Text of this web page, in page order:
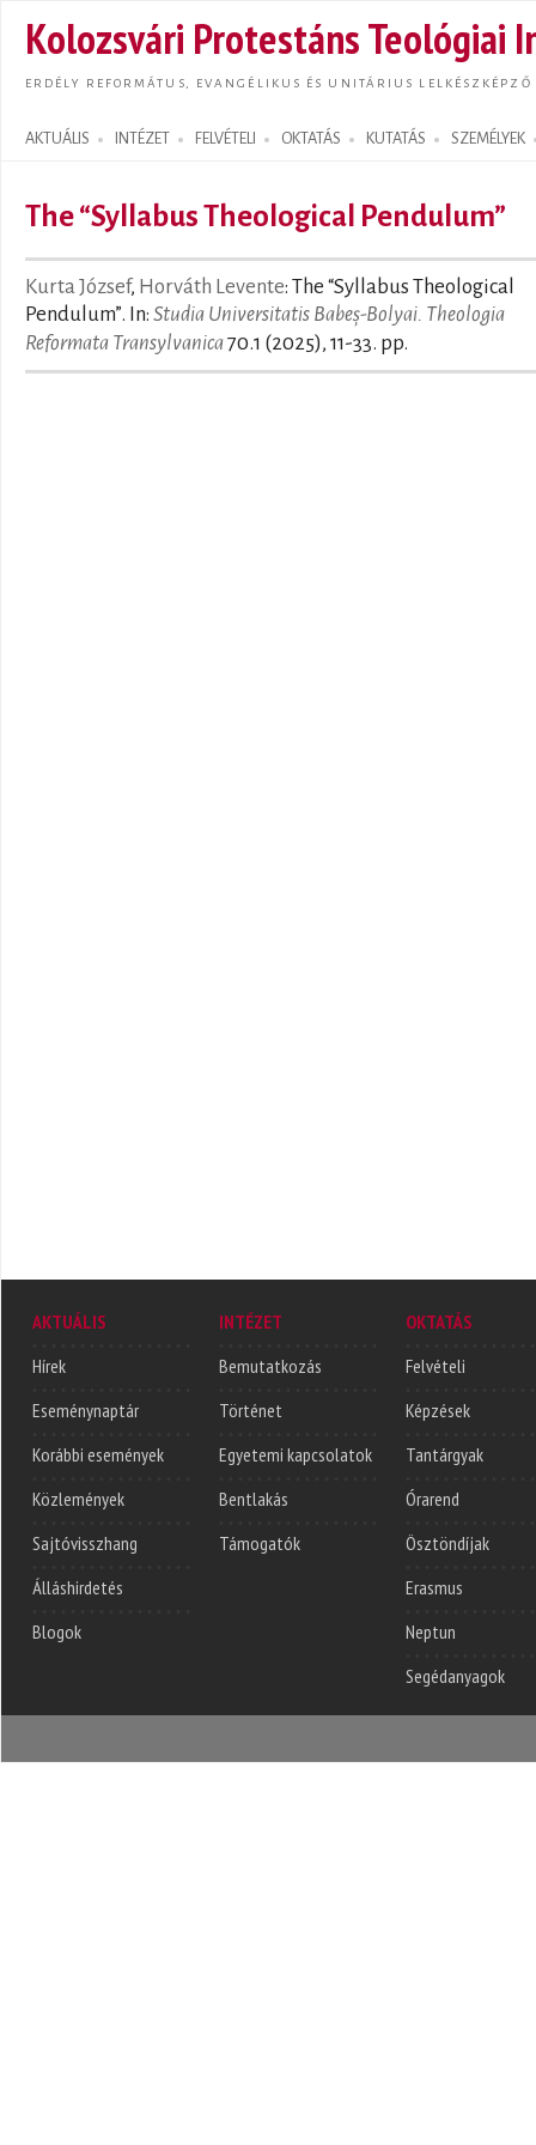
Kolozsvári Protestáns Teológiai
ERDÉLY REFORMÁTUS, EVANGÉLIKUS ÉS UNITÁRIUS LELKÉSZKÉPZŐ
AKTUÁLIS INTÉZET FELVÉTELI OKTATÁS KUTATÁS SZEMÉLYEK
Search form
The “Syllabus Theological Pendulum”
Kurta József, Horváth Levente: The “Syllabus Theological
Pendulum”. In: Studia Universitatis Babeș-Bolyai. Theologia
Reformata Transylvanica70.1 (2025), 11-33. pp.
AKTUÁLIS
Hírek
Eseménynaptár
Korábbi események
Közlemények
Sajtóvisszhang
Álláshirdetés
Blogok
INTÉZET
Bemutatkozás
Történet
Egyetemi kapcsolatok
Bentlakás
Támogatók
OKTATÁS
Felvételi
Képzések
Tantárgyak
Órarend
Ösztöndíjak
Erasmus
Neptun
Segédanyagok